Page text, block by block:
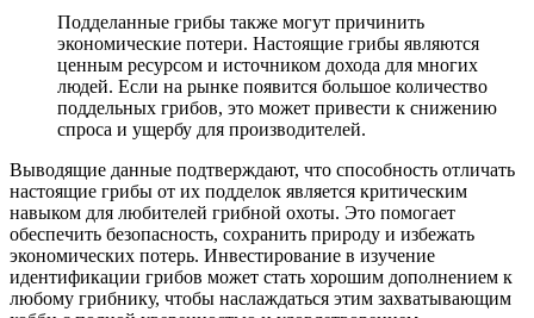
Подделанные грибы также могут причинить
экономические потери. Настоящие грибы являются
ценным ресурсом и источником дохода для многих
людей. Если на рынке появится большое количество
поддельных грибов, это может привести к снижению
спроса и ущербу для производителей.
Выводящие данные подтверждают, что способность отличать
настоящие грибы от их подделок является критическим
навыком для любителей грибной охоты. Это помогает
обеспечить безопасность, сохранить природу и избежать
экономических потерь. Инвестирование в изучение
идентификации грибов может стать хорошим дополнением к
любому грибнику, чтобы наслаждаться этим захватывающим